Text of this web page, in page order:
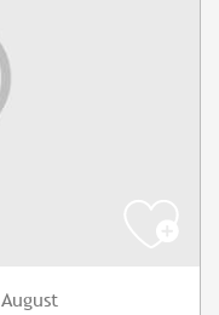
August